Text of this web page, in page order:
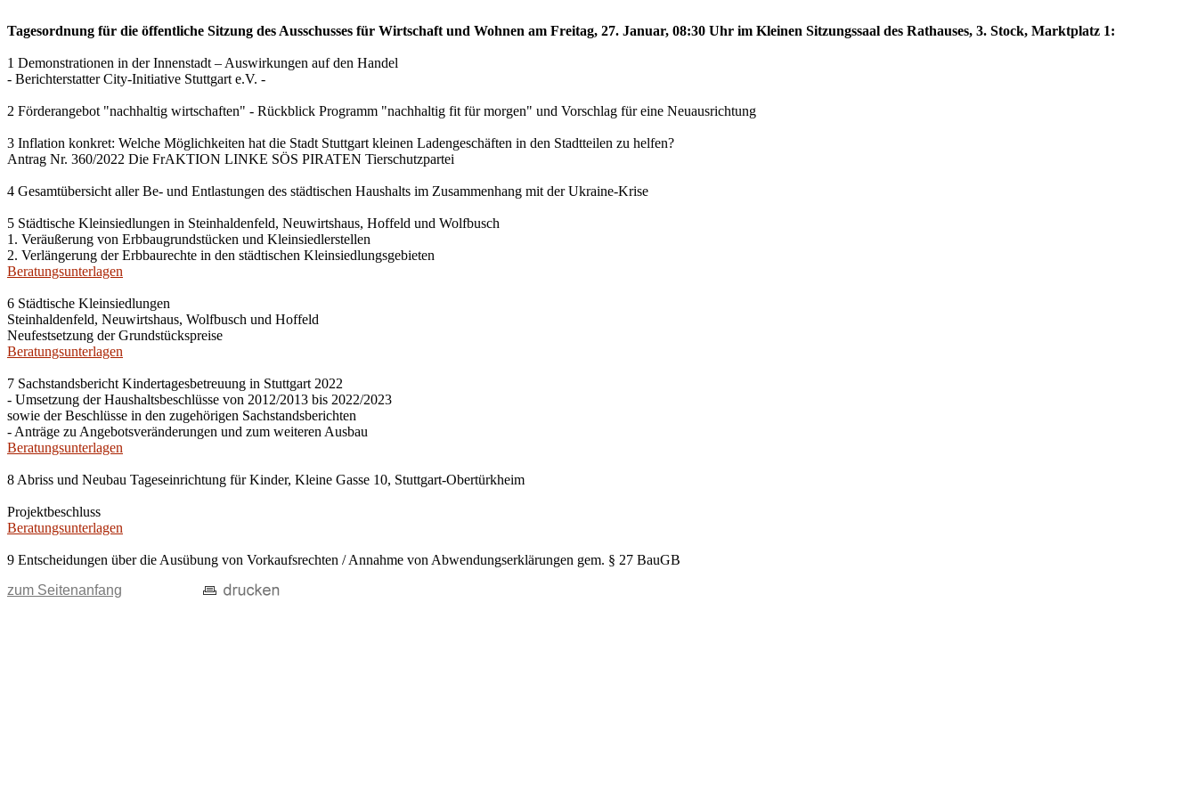
Tagesordnung für die öffentliche Sitzung des Ausschusses für Wirtschaft und Wohnen am Freitag, 27. Januar, 08:30 Uhr im Kleinen Sitzungssaal des Rathauses, 3. Stock, Marktplatz 1:
1 Demonstrationen in der Innenstadt – Auswirkungen auf den Handel
- Berichterstatter City-Initiative Stuttgart e.V. -
2 Förderangebot "nachhaltig wirtschaften" - Rückblick Programm "nachhaltig fit für morgen" und Vorschlag für eine Neuausrichtung
3 Inflation konkret: Welche Möglichkeiten hat die Stadt Stuttgart kleinen Ladengeschäften in den Stadtteilen zu helfen?
Antrag Nr. 360/2022 Die FrAKTION LINKE SÖS PIRATEN Tierschutzpartei
4 Gesamtübersicht aller Be- und Entlastungen des städtischen Haushalts im Zusammenhang mit der Ukraine-Krise
5 Städtische Kleinsiedlungen in Steinhaldenfeld, Neuwirtshaus, Hoffeld und Wolfbusch
1. Veräußerung von Erbbaugrundstücken und Kleinsiedlerstellen
2. Verlängerung der Erbbaurechte in den städtischen Kleinsiedlungsgebieten
Beratungsunterlagen
6 Städtische Kleinsiedlungen
Steinhaldenfeld, Neuwirtshaus, Wolfbusch und Hoffeld
Neufestsetzung der Grundstückspreise
Beratungsunterlagen
7 Sachstandsbericht Kindertagesbetreuung in Stuttgart 2022
- Umsetzung der Haushaltsbeschlüsse von 2012/2013 bis 2022/2023
sowie der Beschlüsse in den zugehörigen Sachstandsberichten
- Anträge zu Angebotsveränderungen und zum weiteren Ausbau
Beratungsunterlagen
8 Abriss und Neubau Tageseinrichtung für Kinder, Kleine Gasse 10, Stuttgart-Obertürkheim
Projektbeschluss
Beratungsunterlagen
9 Entscheidungen über die Ausübung von Vorkaufsrechten / Annahme von Abwendungserklärungen gem. § 27 BauGB
zum Seitenanfang